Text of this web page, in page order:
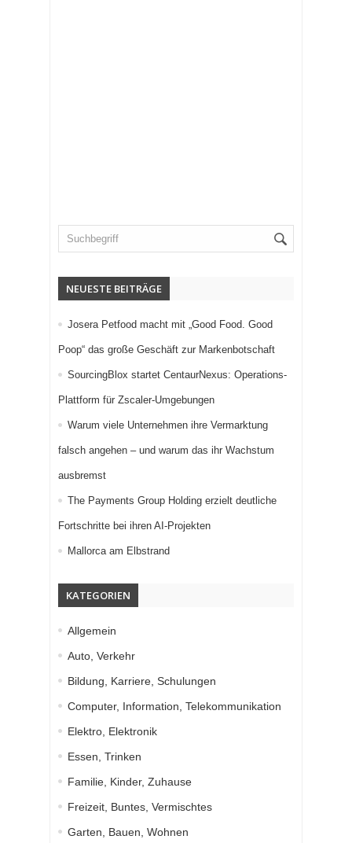
NEUESTE BEITRÄGE
Josera Petfood macht mit „Good Food. Good
Poop“ das große Geschäft zur Markenbotschaft
SourcingBlox startet CentaurNexus: Operations-
Plattform für Zscaler-Umgebungen
Warum viele Unternehmen ihre Vermarktung
falsch angehen – und warum das ihr Wachstum
ausbremst
The Payments Group Holding erzielt deutliche
Fortschritte bei ihren AI-Projekten
Mallorca am Elbstrand
KATEGORIEN
Allgemein
Auto, Verkehr
Bildung, Karriere, Schulungen
Computer, Information, Telekommunikation
Elektro, Elektronik
Essen, Trinken
Familie, Kinder, Zuhause
Freizeit, Buntes, Vermischtes
Garten, Bauen, Wohnen